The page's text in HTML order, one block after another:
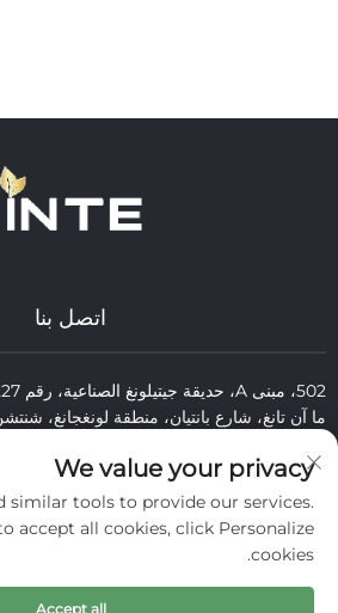
اتصل بنا
ما آن تانغ، شارع بانتيان، منطقة لونغجانغ،
+86-13823773549
We value your privacy
similar tools to provide our services.
accept all cookies, click Personalize
cookies.
Accept all